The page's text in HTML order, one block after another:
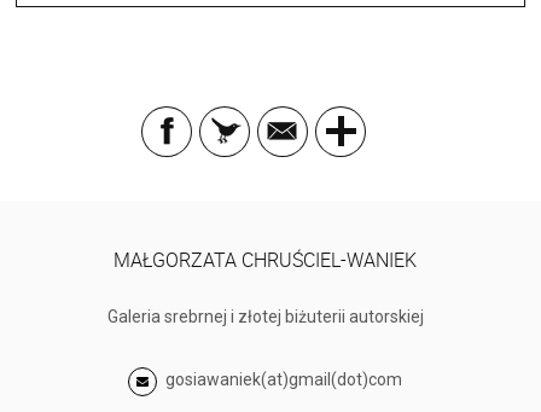
MAŁGORZATA CHRUŚCIEL-WANIEK
Galeria srebrnej i złotej biżuterii autorskiej
gosiawaniek(at)gmail(dot)com